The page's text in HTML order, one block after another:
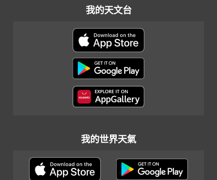
我的天文台
我的世界天氣